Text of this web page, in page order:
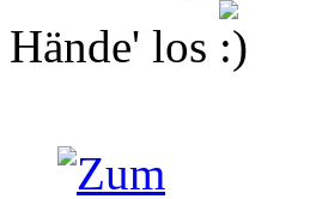
Hände' los